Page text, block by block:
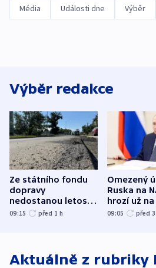
Média Události dne Výběr
Výběr redakce
Ze státního fondu
dopravy
nedostanou letos
kraje na silnice ani
09:15 před 1 h
Omezený
Ruska na
hrozí už
varují tajné
09:05 před 3
Aktuálně z rubriky